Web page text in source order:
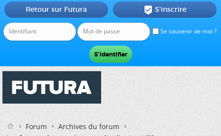
Se souvenir de moi ?
Retour sur Futura  S'inscrire
Forum
Archives du forum